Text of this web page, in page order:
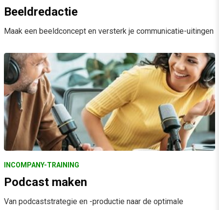
Beeldredactie
Maak een beeldconcept en versterk je communicatie-uitingen
INCOMPANY-TRAINING
Podcast maken
Van podcaststrategie en -productie naar de optimale